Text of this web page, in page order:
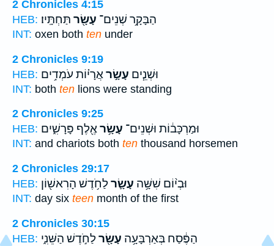
2 Chronicles 4:15
HEB:
הַבָּקָ֥ר שְׁנֵים־ עָשָׂ֖ר תַּחְתָּֽיו׃
INT: oxen both ten under
2 Chronicles 9:19
HEB:
וּשְׁנֵ֧ים עָשָׂ֣ראֲרָי֗וֹת עֹמְדִ֥ים
INT: both ten lions were standing
2 Chronicles 9:25
HEB:
וּמַרְכָּב֔וֹת וּשְׁנֵים־ עָשָׂ֥ראֶ֖לֶף פָּרָשִׁ֑ים
INT: and chariots both ten thousand horsemen
2 Chronicles 29:17
HEB:
וּבְי֨וֹם שִׁשָּׁ֥ה עָשָׂ֛רלַחֹ֥דֶשׁ הָרִאשׁ֖וֹן
INT: day six teen month of the first
2 Chronicles 30:15
HEB:
הַפֶּ֔סַח בְּאַרְבָּעָ֥ה עָשָׂ֖רלַחֹ֣דֶשׁ הַשֵּׁנִ֑י